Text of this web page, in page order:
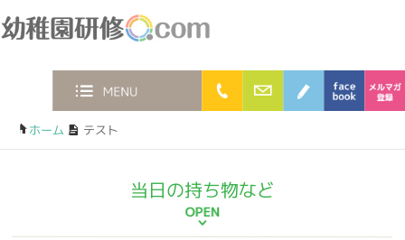
MENU 0120-36-2023
お問合わせフォー
ブログ
ホーム / テスト
当日の持ち物など